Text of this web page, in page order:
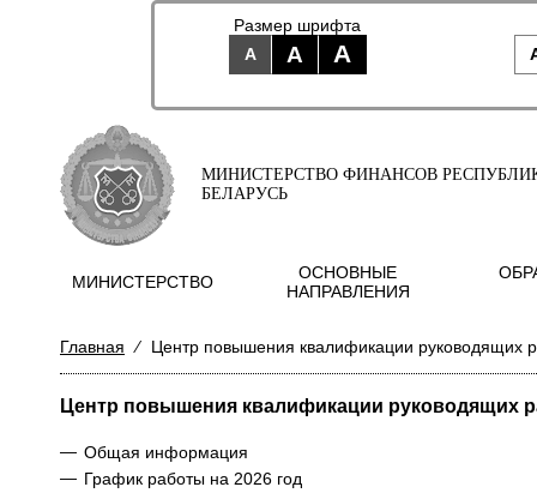
Размер шрифта
A
A A
МИНИСТЕРСТВО ФИНАНСОВ
БЕЛАРУСЬ
МИНИСТЕРСТВО
ОСНОВНЫЕ
НАПРАВЛЕНИЯ
Главная ⁄ Центр повышения квалификации руководящих
Центр повышения квалификации руководящих
— Общая информация
— График работы на 2026 год